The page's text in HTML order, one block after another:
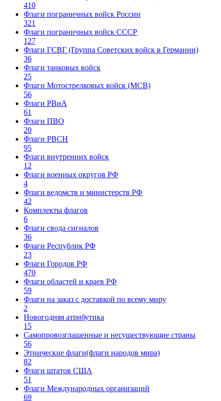
410
Флаги пограничных войск России
321
Флаги пограничных войск СССР
127
Флаги ГСВГ (Группа Советских войск в Германии)
36
Флаги танковых войск
25
Флаги Мотострелковых войск (МСВ)
56
Флаги РВиА
61
Флаги ПВО
20
Флаги РВСН
95
Флаги внутренних войск
12
Флаги военных округов РФ
4
Флаги ведомств и министерств РФ
42
Комплекты флагов
6
Флаги свода сигналов
36
Флаги Республик РФ
23
Флаги Городов РФ
470
Флаги областей и краев РФ
59
Флаги на заказ с доставкой по всему миру
2
Новогодняя атрибутика
15
Самопровозглашенные и несуществующие страны
56
Этнические флаги(флаги народов мира)
82
Флаги штатов США
51
Флаги Международных организаций
69